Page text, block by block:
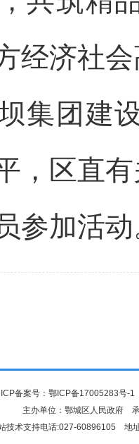
经济社
集团建
，区直
参加活
ICP备案号： 鄂ICP备17005283号-1
主办单位：鄂城区人民政府
技术支持电话:027-60896105 地